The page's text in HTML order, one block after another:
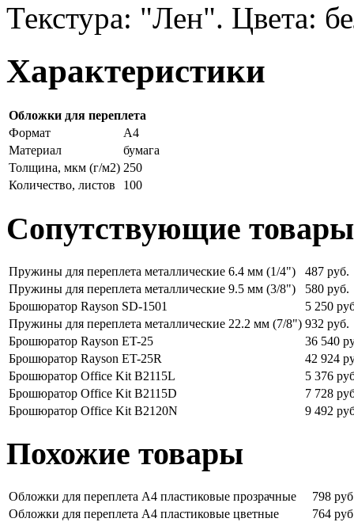
Текстура: "Лен". Цвета:
Характеристики
Обложки для переплета
Формат
А4
Материал
бумага
Толщина, мкм (г/м2) 250
Количество, листов
100
Сопутствующие товары
Пружины для переплета металлические 6.4 мм (1/4")
487 руб.
Пружины для переплета металлические 9.5 мм (3/8")
580 руб.
Брошюратор Rayson SD-1501
5 250
Пружины для переплета металлические 22.2 мм (7/8") 932 руб.
Брошюратор Rayson ET-25
36 540
Брошюратор Rayson ET-25R
42 924
Брошюратор Office Kit B2115L
5 376
Брошюратор Office Kit B2115D
7 728
Брошюратор Office Kit B2120N
9 492
Похожие товары
Обложки для переплета А4 пластиковые прозрачные
798
Обложки для переплета А4 пластиковые цветные
764